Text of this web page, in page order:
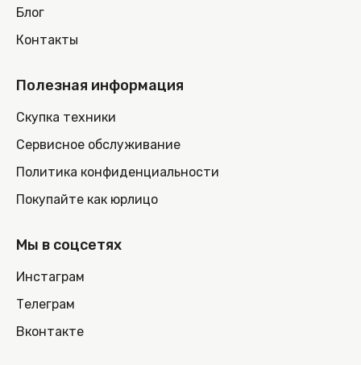
Блог
Контакты
Полезная информация
Скупка техники
Сервисное обслуживание
Политика конфиденциальности
Покупайте как юрлицо
Мы в соцсетях
Инстаграм
Телеграм
Вконтакте